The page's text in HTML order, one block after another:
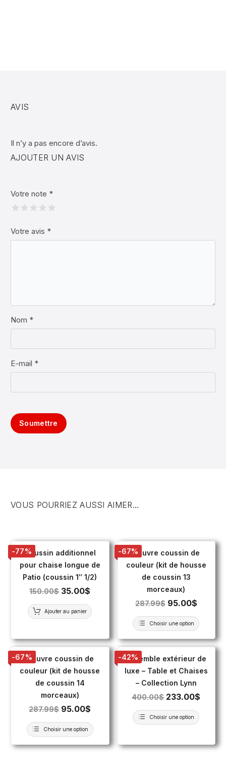
AVIS
Il n’y a pas encore d’avis.
AJOUTER UN AVIS
Votre note *
Votre avis *
Nom *
E-mail *
Soumettre
VOUS POURRIEZ AUSSI AIMER...
-77%Coussin additionnel
pour chaise longue de
Patio (coussin 1″ 1/2)
150.00$ 35.00$
Ajouter au panier
-67%Couvre coussin de
couleur (kit de housse
de coussin 13
morceaux)
287.99$ 95.00$
Choisir une option
-67%Couvre coussin de
couleur (kit de housse
de coussin 14
morceaux)
287.99$ 95.00$
Choisir une option
-42%
Ensemble extérieur de
luxe – Table et Chaises
– Collection Lynn
400.00$ 233.00$
Choisir une option